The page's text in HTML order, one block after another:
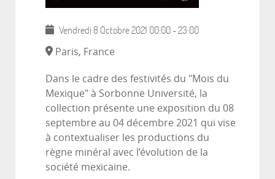
Vendredi 8 Octobre 2021 00:00 -23:00
Paris, France
Dans le cadre des festivités du "Mois du
Mexique" à Sorbonne Université, la
collection présente une exposition du 08
septembre au 04 décembre 2021 qui vise
à contextualiser les productions du
règne minéral avec l’évolution de la
société mexicaine.